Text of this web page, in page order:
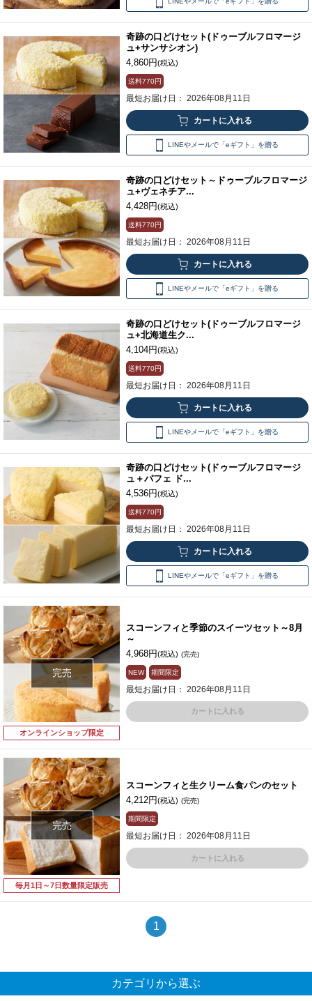
奇跡の口どけセット(ドゥーブルフロマージ
ュ+サンサシオン)
4,860円(税込)
送料770円
最短お届け日： 2026年08月11日
LINEやメールで「eギフト」を贈る
奇跡の口どけセット～ドゥーブルフロマージ
ュ+ヴェネチア...
4,428円(税込)
送料770円
最短お届け日： 2026年08月11日
LINEやメールで「eギフト」を贈る
奇跡の口どけセット(ドゥーブルフロマージ
ュ+北海道生ク...
4,104円(税込)
送料770円
最短お届け日： 2026年08月11日
LINEやメールで「eギフト」を贈る
奇跡の口どけセット(ドゥーブルフロマージ
ュ＋パフェ ド...
4,536円(税込)
送料770円
最短お届け日： 2026年08月11日
LINEやメールで「eギフト」を贈る
完売
オンラインショップ限定
スコーンフィと季節のスイーツセット～8月
～
4,968円(税込) (完売)
NEW 期間限定
最短お届け日： 2026年08月11日
カートに入れる
完売
毎月1日～7日数量限定販売
スコーンフィと生クリーム食パンのセット
4,212円(税込) (完売)
期間限定
最短お届け日： 2026年08月11日
カートに入れる
1
カテゴリから選ぶ